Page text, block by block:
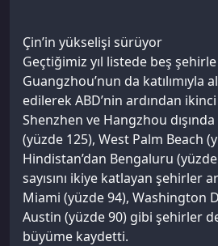
Çin’in yükselişi sürüyor
Geçtiğimiz yıl listede beş
Guangzhou’nun da katılımıyla
edilerek ABD’nin ardından
Shenzhen ve Hangzhou
(yüzde 125), West Palm Beach
Hindistan’dan Bengaluru
sayısını ikiye katlayan şehirler
Miami (yüzde 94), Washington
Austin (yüzde 90) gibi şehirler
büyüme kaydetti.